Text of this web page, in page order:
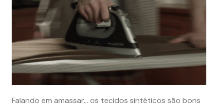
Falando em amassar… os tecidos sintéticos são bons